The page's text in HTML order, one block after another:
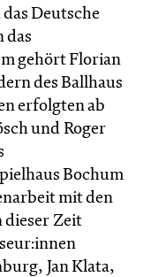
Deutsche
das
gehört Florian
des Ballhaus
erfolgten ab
und Roger
Bochum
mit den
dieser Zeit
Jan Klata,